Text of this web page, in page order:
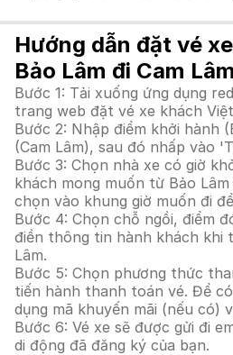
Hướng dẫn đặt vé
Bảo Lâm đi Cam
Bước 1: Tải xuống ứng dụng
trang web đặt vé xe khách
Bước 2: Nhập điểm khởi hành
(Cam Lâm), sau đó nhấp vào
Bước 3: Chọn nhà xe có giờ
khách mong muốn từ Bảo Lâm
chọn vào khung giờ muốn đi
Bước 4: Chọn chỗ ngồi, điểm
điền thông tin hành khách khi
Lâm.
Bước 5: Chọn phương thức
tiến hành thanh toán vé. Để
dụng mã khuyến mãi (nếu có)
Bước 6: Vé xe sẽ được gửi đi
di động đã đăng ký của bạn.